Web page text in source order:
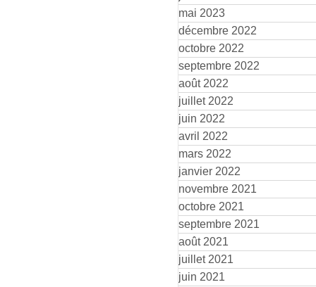
mai 2023
décembre 2022
octobre 2022
septembre 2022
août 2022
juillet 2022
juin 2022
avril 2022
mars 2022
janvier 2022
novembre 2021
octobre 2021
septembre 2021
août 2021
juillet 2021
juin 2021